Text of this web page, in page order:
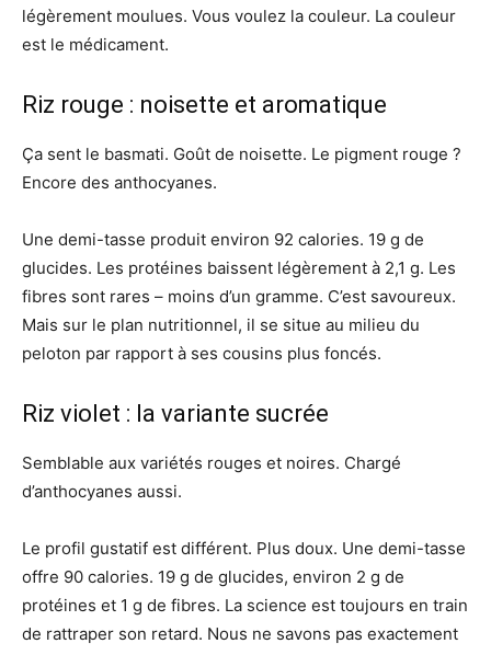
légèrement moulues. Vous voulez la couleur. La couleur
est le médicament.
Riz rouge : noisette et aromatique
Ça sent le basmati. Goût de noisette. Le pigment rouge ?
Encore des anthocyanes.
Une demi-tasse produit environ 92 calories. 19 g de
glucides. Les protéines baissent légèrement à 2,1 g. Les
fibres sont rares – moins d’un gramme. C’est savoureux.
Mais sur le plan nutritionnel, il se situe au milieu du
peloton par rapport à ses cousins ​​plus foncés.
Riz violet : la variante sucrée
Semblable aux variétés rouges et noires. Chargé
d’anthocyanes aussi.
Le profil gustatif est différent. Plus doux. Une demi-tasse
offre 90 calories. 19 g de glucides, environ 2 g de
protéines et 1 g de fibres. La science est toujours en train
de rattraper son retard. Nous ne savons pas exactement